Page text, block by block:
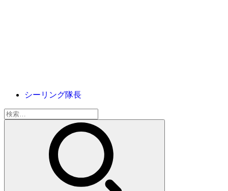
シーリング隊長
検
索: